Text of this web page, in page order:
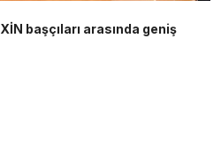
başçıları arasında geniş